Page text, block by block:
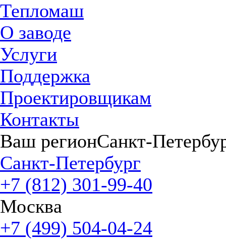
Тепломаш
О заводе
Услуги
Поддержка
Проектировщикам
Контакты
Ваш регионСанкт-
Санкт-Петербург
+7 (812) 301-99-40
Москва
+7 (499) 504-04-24